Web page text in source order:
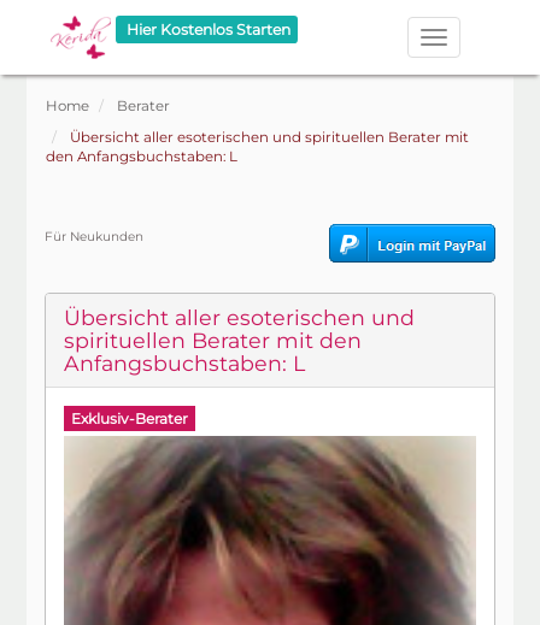
Hier Kostenlos Starten
Home
Berater
Übersicht aller esoterischen und spirituellen Berater mit
den Anfangsbuchstaben: L
Für Neukunden
Übersicht aller esoterischen und
spirituellen Berater mit den
Anfangsbuchstaben: L
Exklusiv-Berater